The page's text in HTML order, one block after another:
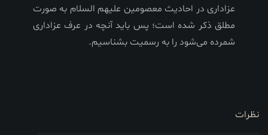
عزاداری در احادیث معصومین علیهم السلام به صورت
مطلق ذکر شده است؛ پس باید آنچه در عرف عزاداری
شمرده می‌شود را به رسمیت بشناسیم.
نظرات